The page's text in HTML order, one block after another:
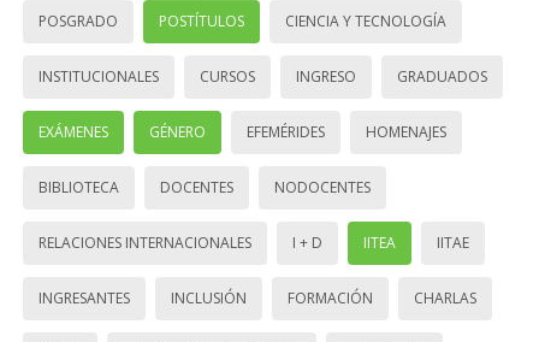
POSGRADO POSTÍTULOS CIENCIA Y TECNOLOGÍA
INSTITUCIONALES CURSOS INGRESO GRADUADOS
EXÁMENES GÉNERO EFEMÉRIDES HOMENAJES
BIBLIOTECA DOCENTES NODOCENTES
RELACIONES INTERNACIONALES I + D IITEA IITAE
INGRESANTES INCLUSIÓN FORMACIÓN CHARLAS